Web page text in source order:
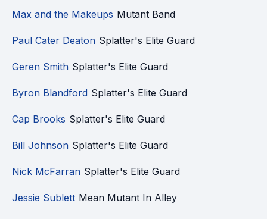
Max and the Makeups Mutant Band
Paul Cater Deaton Splatter's Elite Guard
Geren Smith Splatter's Elite Guard
Byron Blandford Splatter's Elite Guard
Cap Brooks Splatter's Elite Guard
Bill Johnson Splatter's Elite Guard
Nick McFarran Splatter's Elite Guard
Jessie Sublett Mean Mutant In Alley